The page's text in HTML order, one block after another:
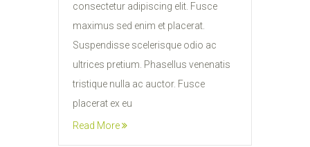
consectetur adipiscing elit. Fusce
maximus sed enim et placerat.
Suspendisse scelerisque odio ac
ultrices pretium. Phasellus venenatis
tristique nulla ac auctor. Fusce
placerat ex eu
Read More